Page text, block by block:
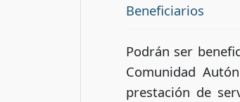
Beneficiarios
Podrán ser
Comunidad
prestación de